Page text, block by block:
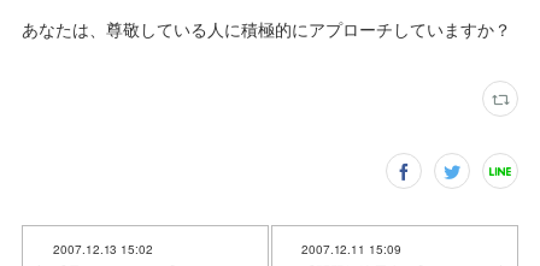
あなたは、尊敬している人に積極的にアプローチしていますか？
2007.12.13 15:02 2007.12.11 15:09